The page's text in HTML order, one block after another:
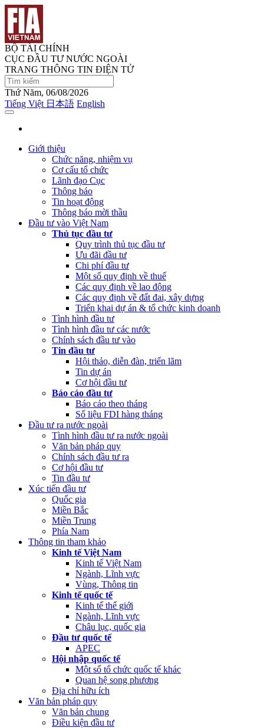
BỘ TÀI CHÍNH
CỤC ĐẦU TƯ NƯỚC NGOÀI
TRANG THÔNG TIN ĐIỆN TỬ
Thứ Năm, 06/08/2026
Tiếng Việt 日本語 English
Giới thiệu
Chức năng, nhiệm vụ
Cơ cấu tổ chức
Lãnh đạo Cục
Thông báo
Tin hoạt động
Thông báo mời thầu
Đầu tư vào Việt Nam
Thủ tục đầu tư
Quy trình thủ tục đầu tư
Ưu đãi đầu tư
Chi phí đầu tư
Một số quy định về thuế
Các quy định về lao động
Các quy định về đất đai, xây dựng
Triển khai dự án & tổ chức kinh doanh
Tình hình đầu tư
Tình hình đầu tư các nước
Chính sách đầu tư vào
Tin đầu tư
Hội thảo, diễn đàn, triển lãm
Tin dự án
Cơ hội đầu tư
Báo cáo đầu tư
Báo cáo theo tháng
Số liệu FDI hàng tháng
Đầu tư ra nước ngoài
Tình hình đầu tư ra nước ngoài
Văn bản pháp quy
Chính sách đầu tư ra
Cơ hội đầu tư
Tin đầu tư
Xúc tiến đầu tư
Quốc gia
Miền Bắc
Miền Trung
Phía Nam
Thông tin tham khảo
Kinh tế Việt Nam
Kinh tế Việt Nam
Ngành, Lĩnh vực
Vùng, Thông tin
Kinh tế quốc tế
Kinh tế thế giới
Ngành, Lĩnh vực
Châu lục, quốc gia
Đầu tư quốc tế
APEC
Hội nhập quốc tế
Một số tổ chức quốc tế khác
Quan hệ song phương
Địa chỉ hữu ích
Văn bản pháp quy
Văn bản chung
Điều kiện đầu tư